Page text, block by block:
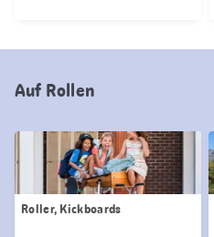
Auf Rollen
Roller, Kickboards